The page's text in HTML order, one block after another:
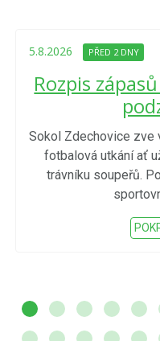
5.8.2026 PŘED 2 DNY
Rozpis
Sokol Zdechovice zve
fotbalová utkání ať
trávníku soupeřů.